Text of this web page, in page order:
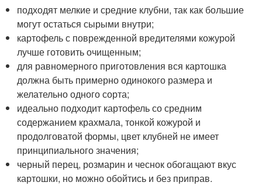
подходят мелкие и средние клубни, так как большие
могут остаться сырыми внутри;
картофель с поврежденной вредителями кожурой
лучше готовить очищенным;
для равномерного приготовления вся картошка
должна быть примерно одинокого размера и
желательно одного сорта;
идеально подходит картофель со средним
содержанием крахмала, тонкой кожурой и
продолговатой формы, цвет клубней не имеет
принципиального значения;
черный перец, розмарин и чеснок обогащают вкус
картошки, но можно обойтись и без приправ.